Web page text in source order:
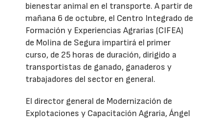
bienestar animal en el transporte. A partir de
mañana 6 de octubre, el Centro Integrado de
Formación y Experiencias Agrarias (CIFEA)
de Molina de Segura impartirá el primer
curso, de 25 horas de duración, dirigido a
transportistas de ganado, ganaderos y
trabajadores del sector en general.
El director general de Modernización de
Explotaciones y Capacitación Agraria, Ángel